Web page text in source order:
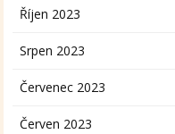
Říjen 2023
Srpen 2023
Červenec 2023
Červen 2023